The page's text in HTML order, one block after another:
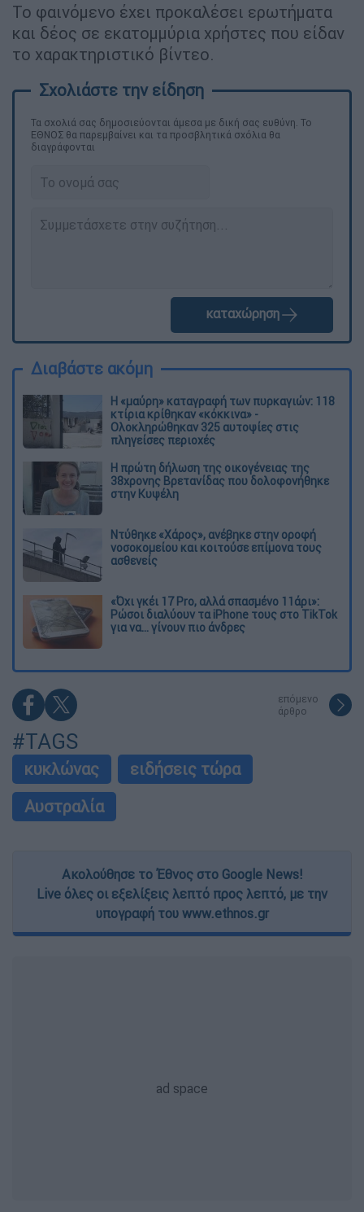
Το φαινόμενο έχει προκαλέσει ερωτήματα
και δέος σε εκατομμύρια χρήστες που είδαν
το χαρακτηριστικό βίντεο.
Τα σχολιά σας δημοσιεύονται άμεσα με δική σας ευθύνη. Το
ΕΘΝΟΣ θα παρεμβαίνει και τα προσβλητικά σχόλια θα
διαγράφονται
καταχώρηση
Διαβάστε ακόμη
Η «μαύρη» καταγραφή των πυρκαγιών: 118
κτίρια κρίθηκαν «κόκκινα» -
Ολοκληρώθηκαν 325 αυτοψίες στις
πληγείσες περιοχές
Η πρώτη δήλωση της οικογένειας της
38χρονης Βρετανίδας που δολοφονήθηκε
στην Κυψέλη
Ντύθηκε «Χάρος», ανέβηκε στην οροφή
νοσοκομείου και κοιτούσε επίμονα τους
ασθενείς
«Όχι γκέι 17 Pro, αλλά σπασμένο 11άρι»:
Ρώσοι διαλύουν τα iPhone τους στο TikTok
για να... γίνουν πιο άνδρες
επόμενο
άρθρο
#TAGS
κυκλώνας
ειδήσεις τώρα
Αυστραλία
Ακολούθησε το Έθνος στο Google News!
Live όλες οι εξελίξεις λεπτό προς λεπτό, με την
υπογραφή του www.ethnos.gr